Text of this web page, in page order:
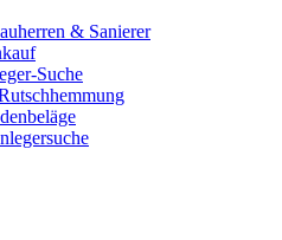
& Sanierer
Suche